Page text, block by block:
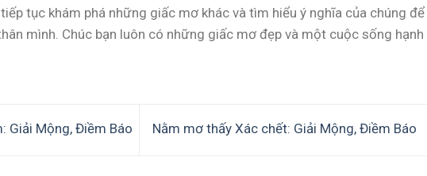
tục khám phá những giấc mơ khác và tìm hiểu ý nghĩa của chúng
mình. Chúc bạn luôn có những giấc mơ đẹp và một cuộc sống hạnh
Giải Mộng, Điềm Báo Nằm mơ thấy Xác chết: Giải Mộng, Điềm Báo